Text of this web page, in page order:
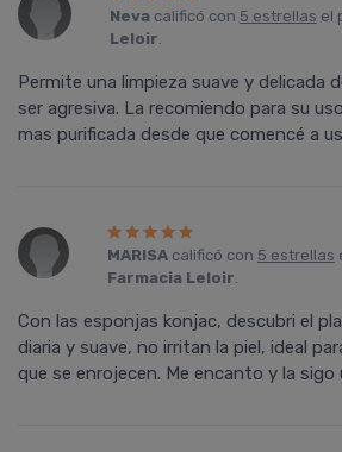
Neva calificó con 5 estrellas el
Leloir.
Permite una limpieza suave y delicada
ser agresiva. La recomiendo para su
mas purificada desde que comencé a
MARISAcalificó con 5 estrellas
Farmacia Leloir.
Con las esponjas konjac, descubri el
diaria y suave, no irritan la piel, ideal
que se enrojecen. Me encanto y la sigo